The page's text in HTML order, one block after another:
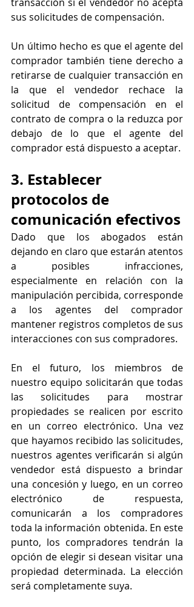
sus solicitudes de compensación.
Un último hecho es que el agente del
comprador también tiene derecho a
retirarse de cualquier transacción en
la que el vendedor rechace la
solicitud de compensación en el
contrato de compra o la reduzca por
debajo de lo que el agente del
comprador está dispuesto a aceptar.
3. Establecer
protocolos de
comunicación efectivos
Dado que los abogados están
dejando en claro que estarán atentos
a posibles infracciones,
especialmente en relación con la
manipulación percibida, corresponde
a los agentes del comprador
mantener registros completos de sus
interacciones con sus compradores.
En el futuro, los miembros de
nuestro equipo solicitarán que todas
las solicitudes para mostrar
propiedades se realicen por escrito
en un correo electrónico. Una vez
que hayamos recibido las solicitudes,
nuestros agentes verificarán si algún
vendedor está dispuesto a brindar
una concesión y luego, en un correo
electrónico de respuesta,
comunicarán a los compradores
toda la información obtenida. En este
punto, los compradores tendrán la
opción de elegir si desean visitar una
propiedad determinada. La elección
será completamente suya.